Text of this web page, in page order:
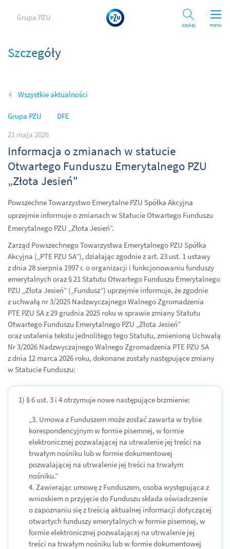
menu
Grupa PZU
Szukaj
Szczegóły
Wszystkie aktualności
Grupa PZU
DFE
21 maja 2026
Informacja o zmianach w statucie
Otwartego Funduszu Emerytalnego PZU
„Złota Jesień"
Powszechne Towarzystwo Emerytalne PZU Spółka Akcyjna
uprzejmie informuje o zmianach w Statucie Otwartego Funduszu
Emerytalnego PZU „Złota Jesień”.
Zarząd Powszechnego Towarzystwa Emerytalnego PZU Spółka
Akcyjna („PTE PZU SA”), działając zgodnie z art. 23 ust. 1 ustawy
z dnia 28 sierpnia 1997 r. o organizacji i funkcjonowaniu funduszy
emerytalnych oraz § 21 Statutu Otwartego Funduszu Emerytalnego
PZU „Złota Jesień” („Fundusz”) uprzejmie informuje, że zgodnie
z uchwałą nr 3/2025 Nadzwyczajnego Walnego Zgromadzenia
PTE PZU SA z 29 grudnia 2025 roku w sprawie zmiany Statutu
Otwartego Funduszu Emerytalnego PZU „Złota Jesień”
oraz ustalenia tekstu jednolitego tego Statutu, zmienioną Uchwałą
Nr 3/2026 Nadzwyczajnego Walnego Zgromadzenia PTE PZU SA
z dnia 12 marca 2026 roku, dokonane zostały następujące zmiany
w Statucie Funduszu:
1) § 6 ust. 3 i 4 otrzymuje nowe następujące brzmienie:
„3. Umowa z Funduszem może zostać zawarta w trybie
korespondencyjnym w formie pisemnej, w formie
elektronicznej pozwalającej na utrwalenie jej treści na
trwałym nośniku lub w formie dokumentowej
pozwalającej na utrwalenie jej treści na trwałym
nośniku.”
4. Zawierając umowę z Funduszem, osoba występująca z
wnioskiem o przyjęcie do Funduszu składa oświadczenie
o zapoznaniu się z treścią aktualnej informacji dotyczącej
otwartych funduszy emerytalnych w formie pisemnej, w
formie elektronicznej pozwalającej na utrwalenie jej
treści na trwałym nośniku lub w formie dokumentowej